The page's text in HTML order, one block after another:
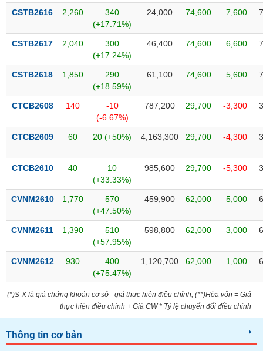
CSTB2616 2,260
340
(+17.71%)
24,000 74,600 7,600
CSTB2617 2,040
300
(+17.24%)
46,400 74,600 6,600
CSTB2618 1,850
290
(+18.59%)
61,100 74,600 5,600
CTCB2608 140
-10
(-6.67%)
787,200 29,700 -3,300
CTCB2609 60 20 (+50%) 4,163,300 29,700 -4,300
CTCB2610 40
10
(+33.33%)
985,600 29,700 -5,300
CVNM2610 1,770
570
(+47.50%)
459,900 62,000 5,000
CVNM2611 1,390
510
(+57.95%)
598,800 62,000 3,000
CVNM2612 930
400
(+75.47%)
1,120,700 62,000 1,000
(*)S-X là giá chứng khoán cơ sở - giá thực hiện điều chỉnh; (**)Hòa vốn = Giá
thực hiện điều chỉnh + Giá CW * Tỷ lệ chuyển đổi điều chỉnh
Thông tin cơ bản
ÍCH
BẤT
ĐỘNG
chứng
khoán
Tất cả Cổ phiếu Chỉ số Chứng chỉ quỹ Chứng
Lãnh
(-)
Người nội bộ Người liên quan
(-)
Bài
viết